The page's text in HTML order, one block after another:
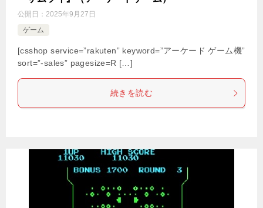
公開日： 2025年9月27日
ゲーム
[csshop service=”rakuten” keyword=”アーケード ゲーム機”
sort=”-sales” pagesize=R […]
続きを読む